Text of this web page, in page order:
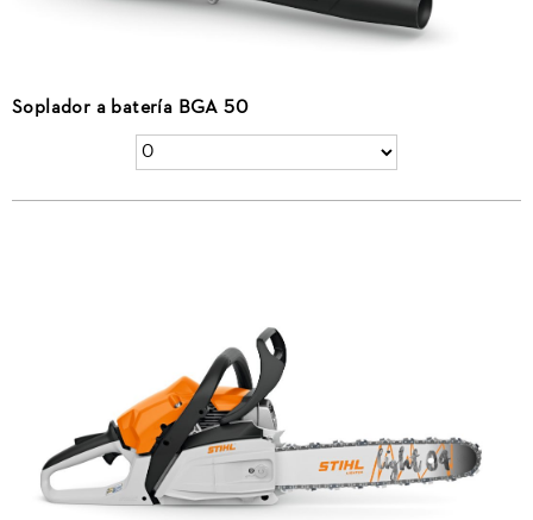
Soplador a batería BGA 50